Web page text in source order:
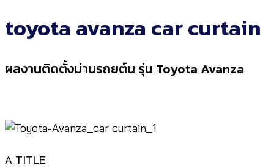
toyota avanza car curtain
ผลงานติดตั้งม่านรถยต์น รุ่น Toyota Avanza
A TITLE